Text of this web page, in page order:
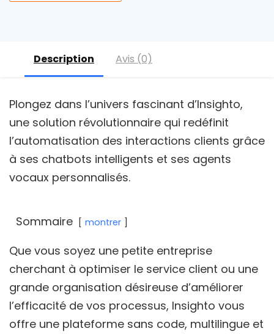
Description Avis (0)
Plongez dans l’univers fascinant d’Insighto,
une solution révolutionnaire qui redéfinit
l’automatisation des interactions clients grâce
à ses chatbots intelligents et ses agents
vocaux personnalisés.
Sommaire montrer
Que vous soyez une petite entreprise
cherchant à optimiser le service client ou une
grande organisation désireuse d’améliorer
l’efficacité de vos processus, Insighto vous
offre une plateforme sans code, multilingue et